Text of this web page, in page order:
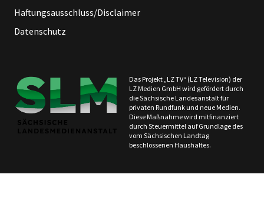
Haftungsausschluss/Disclaimer
Datenschutz
Das Projekt „LZ TV“ (LZ Television) der
LZ Medien GmbH wird gefördert durch
die Sächsische Landesanstalt für
privaten Rundfunk und neue Medien.
Diese Maßnahme wird mitfinanziert
durch Steuermittel auf Grundlage des
vom Sächsischen Landtag
beschlossenen Haushaltes.